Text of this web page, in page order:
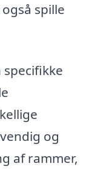
spille
og
af rammer,